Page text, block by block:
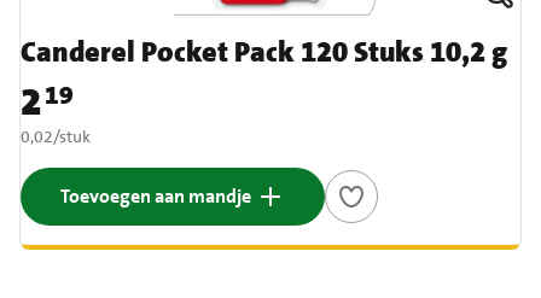
Canderel Pocket Pack 120 Stuks 10,2 g
Prijs: € 2,19
219
€ 0,02 per stuk
0,02/stuk
Toevoegen aan mandje